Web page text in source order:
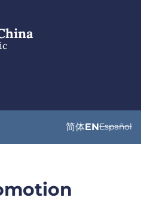
简体ENEspañol